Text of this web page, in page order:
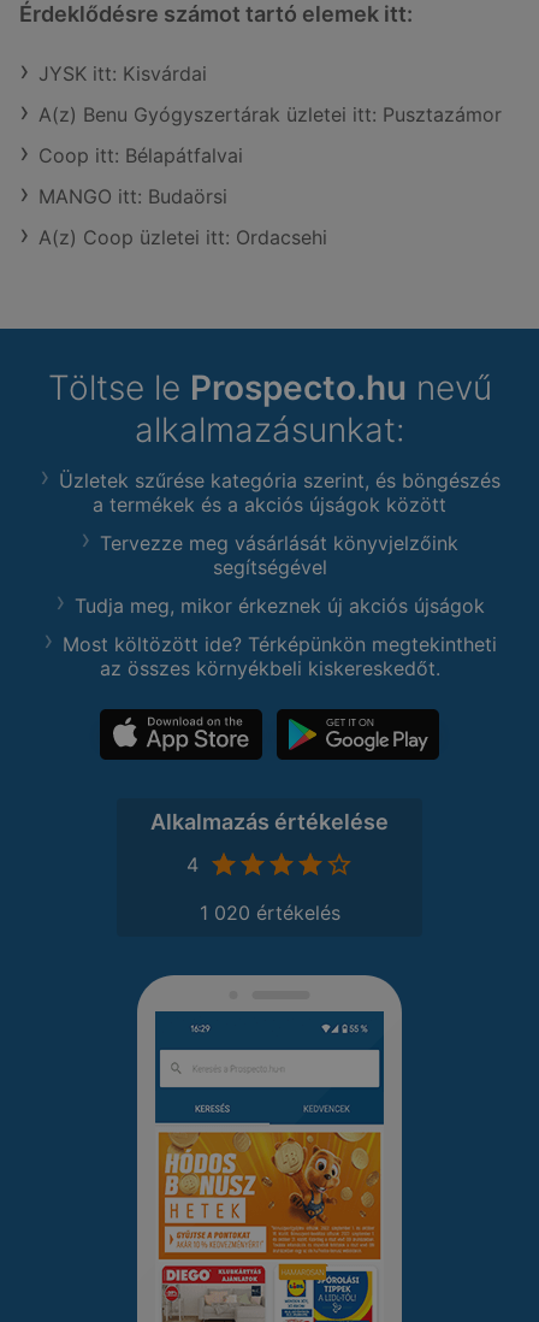
Érdeklődésre számot tartó elemek itt:
JYSK itt: Kisvárdai
A(z) Benu Gyógyszertárak üzletei itt: Pusztazámor
Coop itt: Bélapátfalvai
MANGO itt: Budaörsi
A(z) Coop üzletei itt: Ordacsehi
Töltse le Prospecto.hu nevű
alkalmazásunkat:
Üzletek szűrése kategória szerint, és böngészés
a termékek és a akciós újságok között
Tervezze meg vásárlását könyvjelzőink
segítségével
Tudja meg, mikor érkeznek új akciós újságok
Most költözött ide? Térképünkön megtekintheti
az összes környékbeli kiskereskedőt.
Alkalmazás értékelése
4
1 020 értékelés